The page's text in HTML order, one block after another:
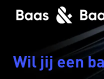
Wil jij een